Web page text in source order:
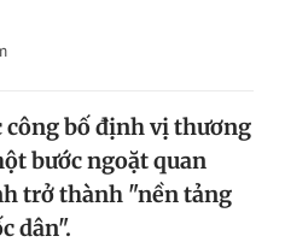
Magazinebố định vị thương
bước ngoặt quan
trở thành "nền tảng
dân".